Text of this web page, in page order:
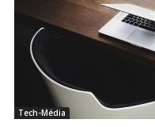
Tech-Média